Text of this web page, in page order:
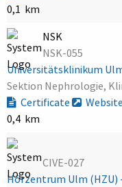
0,1 km
NSK
NSK-055
Universitätsklinikum
Sektion Nephrologie,
Certificate
Website
0,4 km
CIVE-027
Hörzentrum Ulm (HZU)